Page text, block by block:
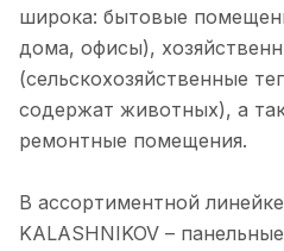
широка: бытовые
дома, офисы),
(сельскохозяйственные
содержат животных), а
ремонтные помещения.
В ассортиментной
KALASHNIKOV –